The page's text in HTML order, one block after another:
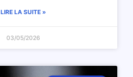
LIRE LA SUITE »
03/05/2026